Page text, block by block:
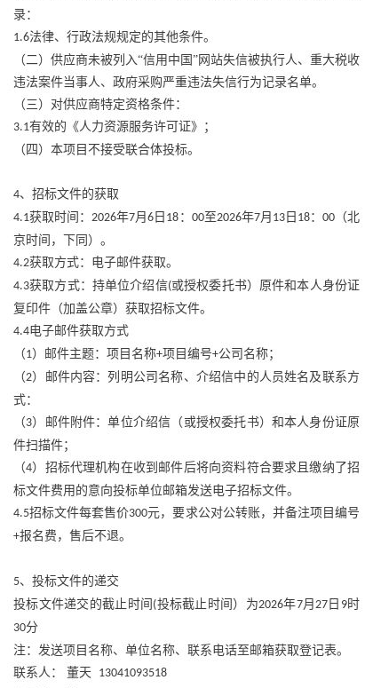
录：
1.6法律、行政法规规定的其他条件。
（二）供应商未被列入“信用中国”网站失信被执行人、重大税收
违法案件当事人、政府采购严重违法失信行为记录名单。
（三）对供应商特定资格条件：
3.1有效的《人力资源服务许可证》；
（四）本项目不接受联合体投标。
4、招标文件的获取
4.1获取时间：2026年7月6 日 18 ： 00至2026年7月 13日 18： 00（北
京时间，下同）。
4.2获取方式：电子邮件获取。
4.3获取方式：持单位介绍信(或授权委托书）原件和本人身份证
复印件（加盖公章）获取招标文件。
4.4电子邮件获取方式
（1）邮件主题：项目名称+项目编号+公司名称；
（2）邮件内容：列明公司名称、介绍信中的人员姓名及联系方
式：
（3）邮件附件：单位介绍信（或授权委托书）和本人身份证原
件扫描件；
（4）招标代理机构在收到邮件后将向资料符合要求且缴纳了招
标文件费用的意向投标单位邮箱发送电子招标文件。
4.5招标文件每套售价300元，要求公对公转账，并备注项目编号
+报名费，售后不退。
5、投标文件的递交
投标文件递交的截止时间 (投标截止时间）为2026年7月27 日 9时
30分
注：发送项目名称、单位名称、联系电话至邮箱获取登记表。
联系人：
董天 13041093518